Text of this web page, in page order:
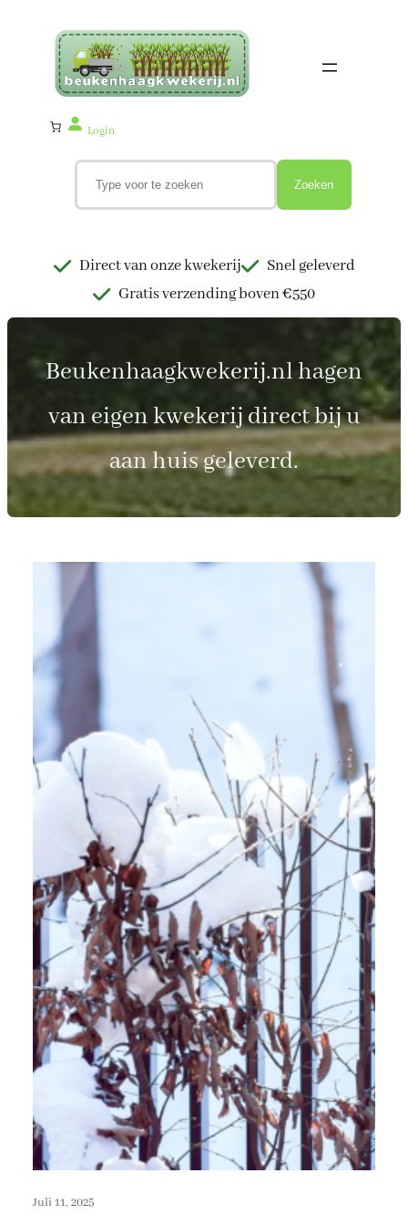
Login
Zoeken
Direct van onze kwekerij
Snel geleverd
Gratis verzending boven €550
Beukenhaagkwekerij.nl hagen
van eigen kwekerij direct bij u
aan huis geleverd.
Juli 11, 2025